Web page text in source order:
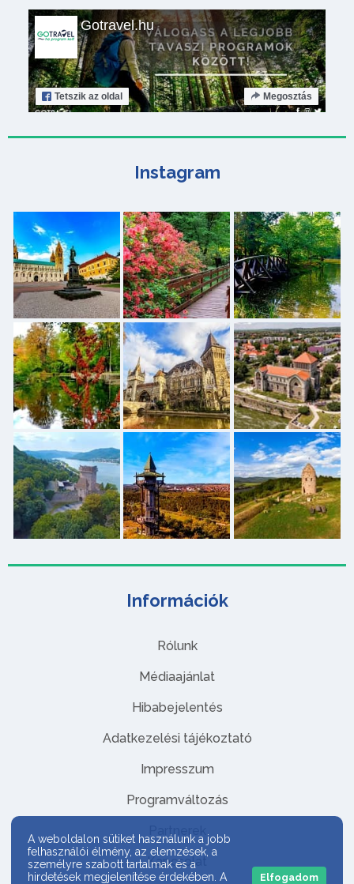
Információk
Rólunk
Médiaajánlat
Hibabejelentés
Adatkezelési tájékoztató
Impresszum
Programváltozás
Partnerek
Kapcsolat
Gotravel.hu
Tetszik az oldal Megosztás
Instagram
A weboldalon sütiket használunk a jobb
felhasználói élmény, az elemzések, a
személyre szabott tartalmak és a
hirdetések megjelenítése érdekében. A
Elfogadom